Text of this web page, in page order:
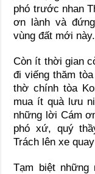
phó trước nhan
ơn lành và
vùng đất mới này.
Còn ít thời gian
đi viếng thăm
thờ chính tòa
mua ít quà lưu
những lời Cám
phó xứ, quý
Trách lên xe
Tạm biệt